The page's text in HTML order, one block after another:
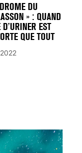
DU
» : QUAND
D’URINER EST
QUE TOUT